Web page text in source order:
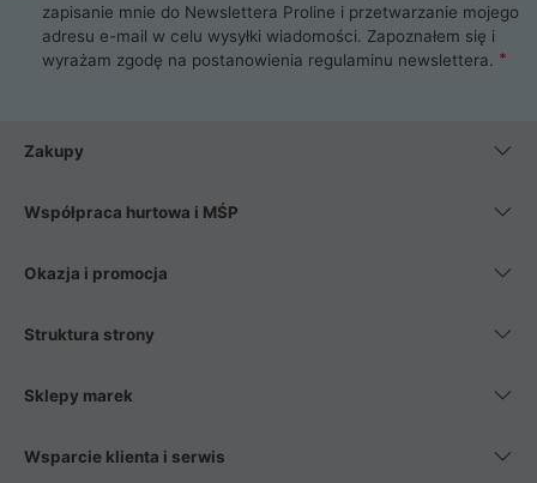
zapisanie mnie do Newslettera Proline i przetwarzanie mojego
adresu e-mail w celu wysyłki wiadomości. Zapoznałem się i
wyrażam zgodę na postanowienia regulaminu newslettera.
Zakupy
Współpraca hurtowa i MŚP
Okazja i promocja
Struktura strony
Sklepy marek
Wsparcie klienta i serwis